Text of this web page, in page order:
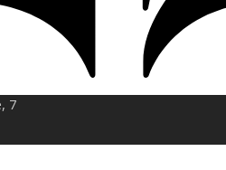
7